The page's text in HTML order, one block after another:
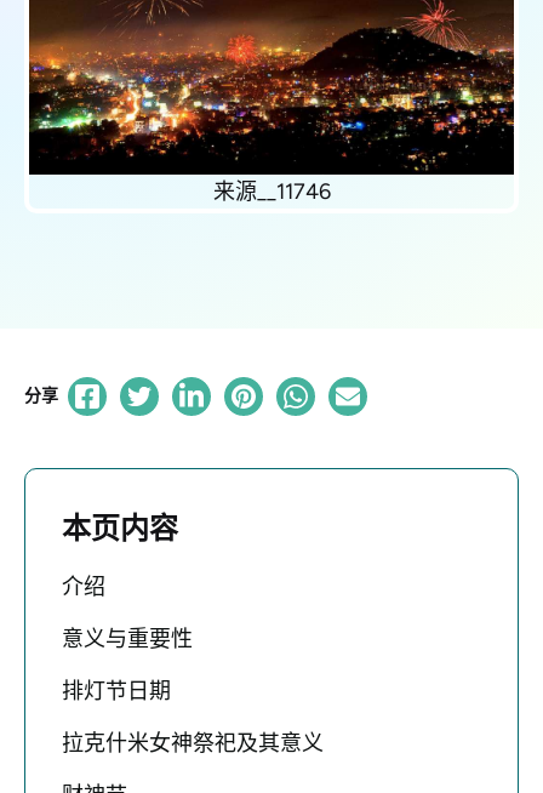
来源__11746
分享
本页内容
介绍
意义与重要性
排灯节日期
拉克什米女神祭祀及其意义